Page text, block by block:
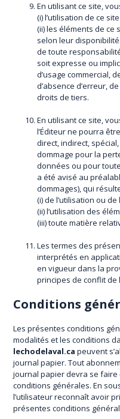
En utilisant ce site,
(i) l’utilisation de ce
(ii) les éléments de ce
selon leur
de toute
soit expresse ou
d’usage commercial,
d’absence d’erreur,
droits de tiers.
En utilisant ce site,
l’Éditeur ne pourra
direct, indirect,
dommage pour la
données ou pour
a été avisé au
dommages), qui
(i) de l’utilisation ou
(ii) l’utilisation des
(iii) toute matière
Les termes des
interprétés en
en vigueur dans la
principes de conflit de
Conditions
Les présentes conditions
modalités et les conditions
lechodelaval.ca peuvent
journal papier. Tout
journal papier devra se
conditions générales. En
l’utilisateur reconnaît avoir
présentes conditions